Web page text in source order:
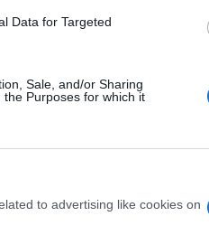
Data for Targeted
Sale, and/or Sharing
Purposes for which it
to advertising like cookies on